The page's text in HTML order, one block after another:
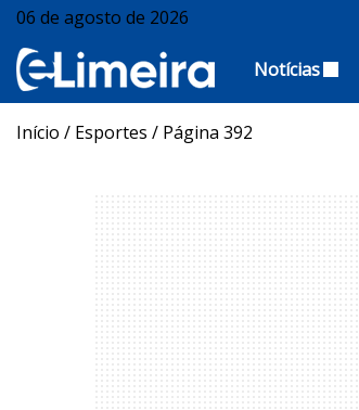
06 de agosto de 2026
Notícias
Início / Esportes / Página 392